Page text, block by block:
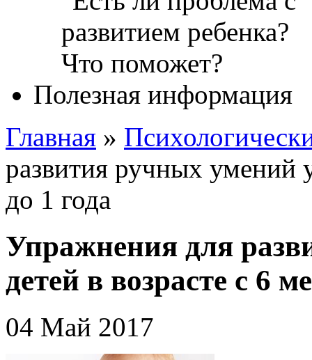
Полезная информация
Главная »
развития ручных умений
до 1 года
Упражнения для
детей в возрасте с 6
04 Май 2017